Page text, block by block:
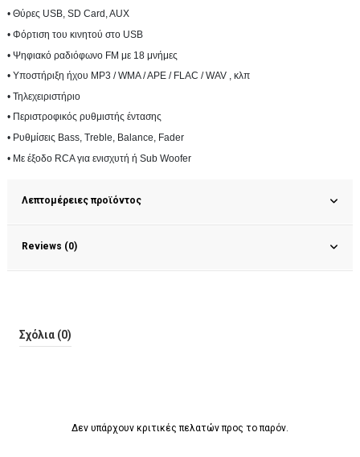
• Θύρες USB, SD Card, AUX
• Φόρτιση του κινητού στο USB
• Ψηφιακό ραδιόφωνο FM με 18 μνήμες
• Υποστήριξη ήχου MP3 / WMA / APE / FLAC / WAV , κλπ
• Τηλεχειριστήριο
• Περιστροφικός ρυθμιστής έντασης
• Ρυθμίσεις Bass, Treble, Balance, Fader
• Με έξοδο RCA για ενισχυτή ή Sub Woofer
Λεπτομέρειες προϊόντος
Reviews (0)
Σχόλια (0)
Δεν υπάρχουν κριτικές πελατών προς το παρόν.